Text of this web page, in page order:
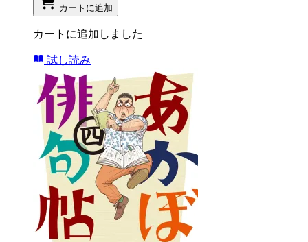
カートに追加
カートに追加しました
試し読み